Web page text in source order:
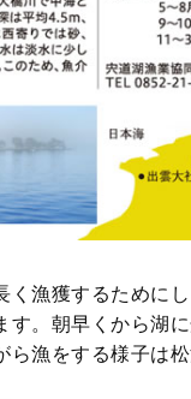
く漁獲するために
す。朝早くから湖
ら漁をする様子は